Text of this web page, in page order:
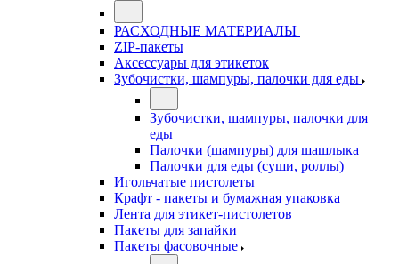
РАСХОДНЫЕ МАТЕРИАЛЫ
ZIP-пакеты
Аксессуары для этикеток
Зубочистки, шампуры, палочки для еды
Зубочистки, шампуры, палочки для
еды
Палочки (шампуры) для шашлыка
Палочки для еды (суши, роллы)
Игольчатые пистолеты
Крафт - пакеты и бумажная упаковка
Лента для этикет-пистолетов
Пакеты для запайки
Пакеты фасовочные